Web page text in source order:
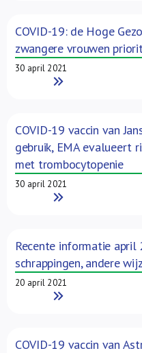
COVID-19: de Hoge
zwangere vrouwen
30 april 2021
Read More
COVID-19 vaccin van
gebruik, EMA evalueert
met trombocytopenie
30 april 2021
Read More
Recente informatie april
schrappingen, andere
20 april 2021
Read More
COVID-19 vaccin van